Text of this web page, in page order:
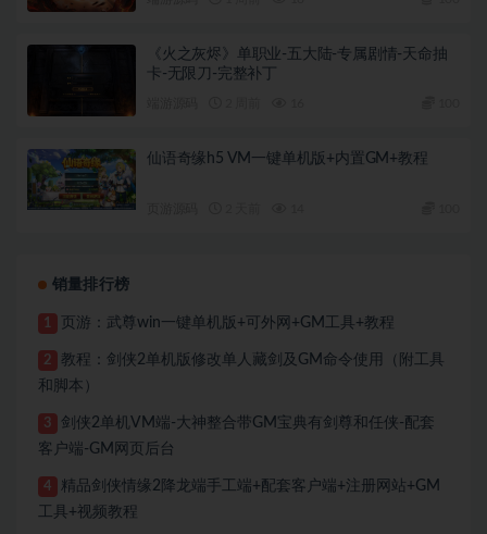
《火之灰烬》单职业-五大陆-专属剧情-天命抽
卡-无限刀-完整补丁
仙语奇缘h5 VM一键单机版+内置GM+教程
销量排行榜
1 页游：武尊win一键单机版+可外网+GM工具+教程
2
教程：剑侠2单机版修改单人藏剑及GM命令使用（附工具
和脚本）
3
剑侠2单机VM端-大神整合带GM宝典有剑尊和任侠-配套
客户端-GM网页后台
4
精品剑侠情缘2降龙端手工端+配套客户端+注册网站+GM
工具+视频教程